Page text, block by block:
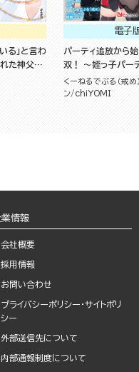
る」と言わ
た神父で
会を追い
電子
パーティ追放から
双！ ～姪っ子パー
ハーレム成り上がり
（分冊版）
くーねるでぶる（戒め）
ン
chiYOMI
業情報
会社概要
採用情報
お問い合わせ
プライバシーポリシー・サイトポリ
シー
外部送信先について
内部通報制度について